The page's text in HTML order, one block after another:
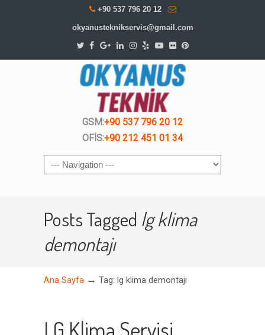
+90 537 796 20 12
okyanusteknikservis@gmail.com
GSM:+90 537 796 20 12
OFİS:+90 212 451 01 34
Navigation
Posts Tagged lg klima
demontajı
Ana Sayfa → Tag: lg klima demontajı